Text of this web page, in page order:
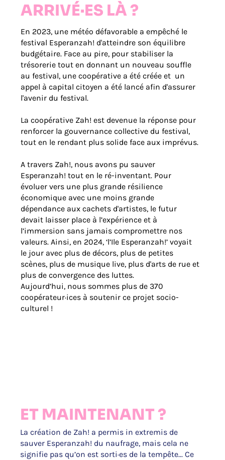
ARRIVÉ·ES LÀ ?
En 2023, une météo défavorable a empêché le
festival Esperanzah! d'atteindre son équilibre
budgétaire. Face au pire, pour stabiliser la
trésorerie tout en donnant un nouveau souffle
au festival, une coopérative a été créée et un
appel à capital citoyen a été lancé afin d'assurer
l'avenir du festival.
La coopérative Zah! est devenue la réponse pour
renforcer la gouvernance collective du festival,
tout en le rendant plus solide face aux imprévus.
A travers Zah!, nous avons pu sauver
Esperanzah! tout en le ré-inventant. Pour
évoluer vers une plus grande résilience
économique avec une moins grande
dépendance aux cachets d'artistes, le futur
devait laisser place à l’expérience et à
l’immersion sans jamais compromettre nos
valeurs. Ainsi, en 2024, ‘l’Ile Esperanzah!’ voyait
le jour avec plus de décors, plus de petites
scènes, plus de musique live, plus d'arts de rue et
plus de convergence des luttes.
Aujourd’hui, nous sommes plus de 370
coopérateur·ices à soutenir ce projet socio-
culturel !
ET MAINTENANT ?
La création de Zah! a permis in extremis de
sauver Esperanzah! du naufrage, mais cela ne
signifie pas qu’on est sorti·es de la tempête... Ce